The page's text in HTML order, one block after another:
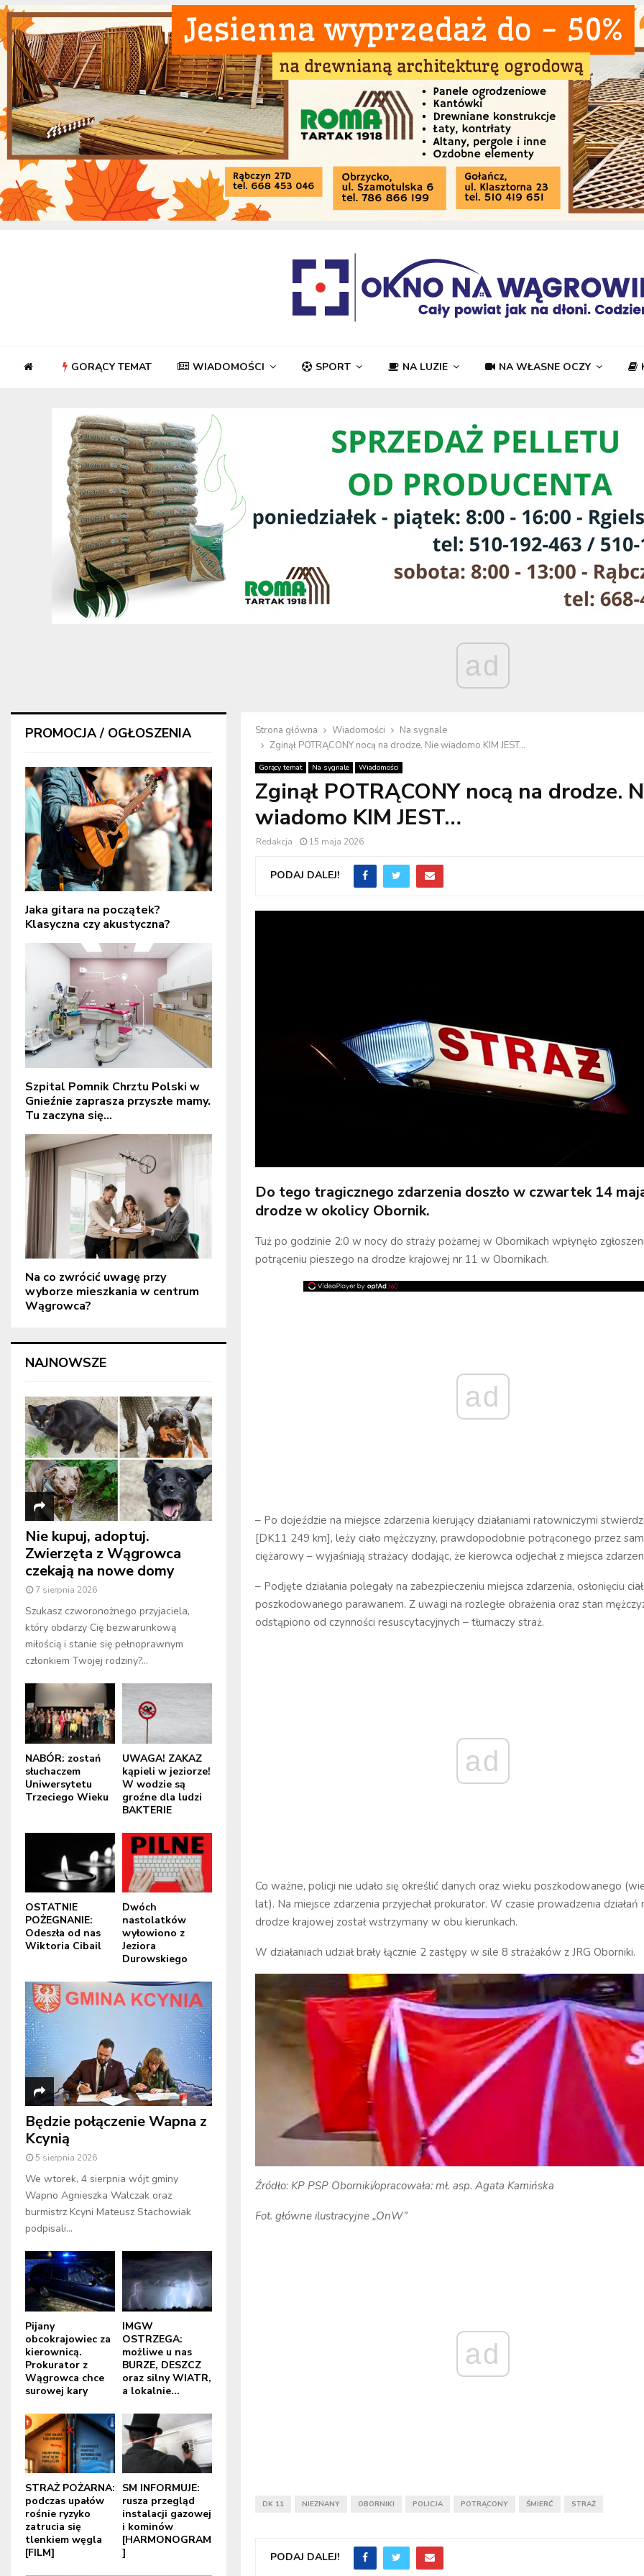
GORĄCY TEMAT WIADOMOŚCI SPORT NA LUZIE NA WŁASNE OCZY
ad
Strona główna Wiadomości
Na sygnale
Zginął POTRĄCONY nocą na drodze. Nie wiadomo KIM JEST…
Gorący temat Na sygnale Wiadomości
Zginął POTRĄCONY nocą na drodze.
wiadomo KIM JEST…
Redakcja 15 maja 2026
PODAJ DALEJ!
Do tego tragicznego zdarzenia doszło w czwartek 14
drodze w okolicy Obornik.
Tuż po godzinie 2:0 w nocy do straży pożarnej w Obornikach wpłynęło
potrąceniu pieszego na drodze krajowej nr 11 w Obornikach.
ad
– Po dojeździe na miejsce zdarzenia kierujący działaniami ratowniczymi
[DK11 249 km], leży ciało mężczyzny, prawdopodobnie potrąconego przez
ciężarowy – wyjaśniają strażacy dodając, że kierowca odjechał z miejsca
– Podjęte działania polegały na zabezpieczeniu miejsca zdarzenia, osłonięciu
poszkodowanego parawanem. Z uwagi na rozległe obrażenia oraz stan
odstąpiono od czynności resuscytacyjnych – tłumaczy straż.
ad
Co ważne, policji nie udało się określić danych oraz wieku poszkodowanego
lat). Na miejsce zdarzenia przyjechał prokurator. W czasie prowadzenia działań
drodze krajowej został wstrzymany w obu kierunkach.
W działaniach udział brały łącznie 2 zastępy w sile 8 strażaków z JRG Oborniki.
Źródło: KP PSP Oborniki/opracowała: mł. asp. Agata Kamińska
Fot. główne ilustracyjne „OnW”
ad
DK 11 NIEZNANY OBORNIKI POLICJA POTRĄCONY ŚMIERĆ STRAŻ
PODAJ DALEJ!
PROMOCJA / OGŁOSZENIA
Jaka gitara na początek?
Klasyczna czy akustyczna?
Szpital Pomnik Chrztu Polski w
Gnieźnie zaprasza przyszłe mamy.
Tu zaczyna się...
Na co zwrócić uwagę przy
wyborze mieszkania w centrum
Wągrowca?
NAJNOWSZE
Nie kupuj, adoptuj.
Zwierzęta z Wągrowca
czekają na nowe domy
7 sierpnia 2026
Szukasz czworonożnego przyjaciela,
który obdarzy Cię bezwarunkową
miłością i stanie się pełnoprawnym
członkiem Twojej rodziny?...
NABÓR: zostań
słuchaczem
Uniwersytetu
Trzeciego Wieku
UWAGA! ZAKAZ
kąpieli w jeziorze!
W wodzie są
groźne dla ludzi
BAKTERIE
OSTATNIE
POŻEGNANIE:
Odeszła od nas
Wiktoria Cibail
Dwóch
nastolatków
wyłowiono z
Jeziora
Durowskiego
Będzie połączenie Wapna z
Kcynią
5 sierpnia 2026
We wtorek, 4 sierpnia wójt gminy
Wapno Agnieszka Walczak oraz
burmistrz Kcyni Mateusz Stachowiak
podpisali...
Pijany
obcokrajowiec za
kierownicą.
Prokurator z
Wągrowca chce
surowej kary
IMGW
OSTRZEGA:
możliwe u nas
BURZE, DESZCZ
oraz silny WIATR,
a lokalnie...
STRAŻ POŻARNA:
podczas upałów
rośnie ryzyko
zatrucia się
tlenkiem węgla
[FILM]
SM INFORMUJE:
rusza przegląd
instalacji gazowej
i kominów
[HARMONOGRAM
]